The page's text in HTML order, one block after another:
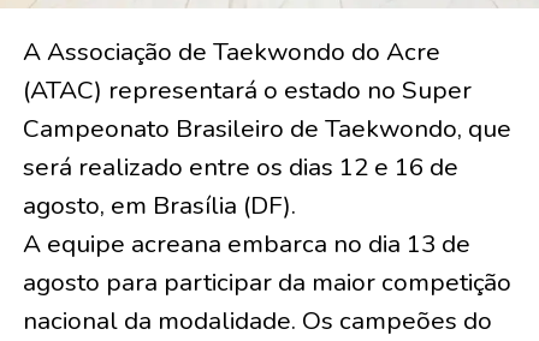
A Associação de Taekwondo do Acre
(ATAC) representará o estado no Super
Campeonato Brasileiro de Taekwondo, que
será realizado entre os dias 12 e 16 de
agosto, em Brasília (DF).
A equipe acreana embarca no dia 13 de
agosto para participar da maior competição
nacional da modalidade. Os campeões do